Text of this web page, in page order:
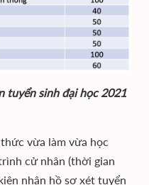
tuyển sinh đại học 2021
vừa làm vừa học
cử nhân (thời gian
nhận hồ sơ xét tuyển